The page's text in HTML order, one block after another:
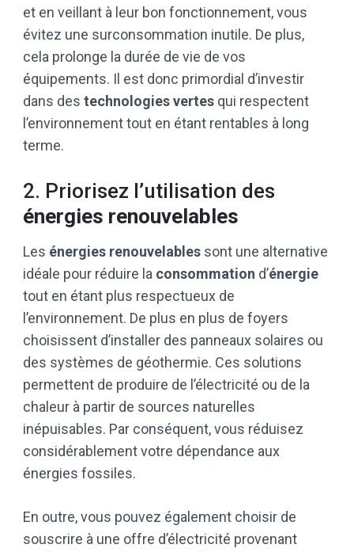
et en veillant à leur bon fonctionnement, vous
évitez une surconsommation inutile. De plus,
cela prolonge la durée de vie de vos
équipements. Il est donc primordial d’investir
dans des technologies vertes qui respectent
l’environnement tout en étant rentables à long
terme.
2. Priorisez l’utilisation des
énergies renouvelables
Les énergies renouvelables sont une alternative
idéale pour réduire la consommation d’énergie
tout en étant plus respectueux de
l’environnement. De plus en plus de foyers
choisissent d’installer des panneaux solaires ou
des systèmes de géothermie. Ces solutions
permettent de produire de l’électricité ou de la
chaleur à partir de sources naturelles
inépuisables. Par conséquent, vous réduisez
considérablement votre dépendance aux
énergies fossiles.
En outre, vous pouvez également choisir de
souscrire à une offre d’électricité provenant